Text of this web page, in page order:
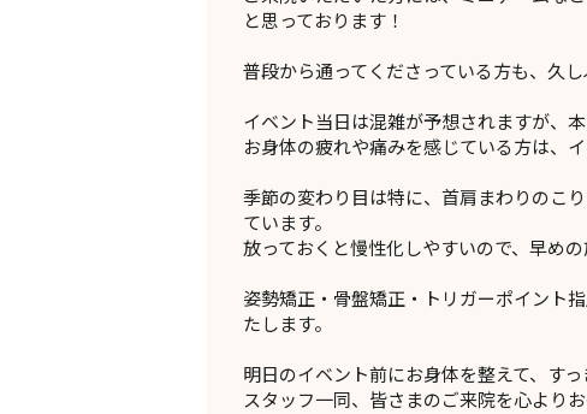
と思っております！
普段から通ってくださっている方も、久
イベント当日は混雑が予想されますが、
お身体の疲れや痛みを感じている方は、
季節の変わり目は特に、首肩まわりのこ
ています。
放っておくと慢性化しやすいので、早めの
姿勢矯正・骨盤矯正・トリガーポイント
たします。
明日のイベント前にお身体を整えて、す
スタッフ一同、皆さまのご来院を心よりお